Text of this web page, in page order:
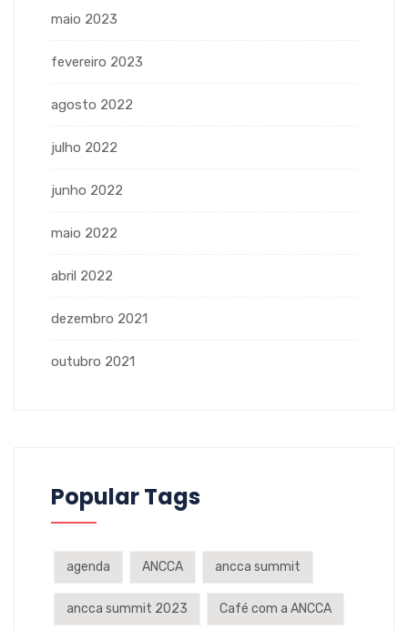
maio 2023
fevereiro 2023
agosto 2022
julho 2022
junho 2022
maio 2022
abril 2022
dezembro 2021
outubro 2021
Popular Tags
agenda ANCCA ancca summit
ancca summit 2023 Café com a ANCCA